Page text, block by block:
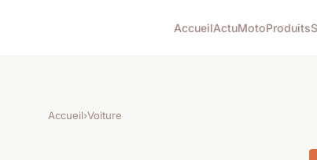
AccueilActuMotoProduits
Accueil›Voiture